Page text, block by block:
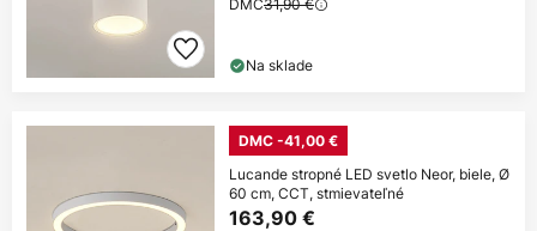
DMC31,90 €
Na sklade
DMC -41,00 €
Lucande stropné LED svetlo Neor, biele, Ø
60 cm, CCT, stmievateľné
163,90 €